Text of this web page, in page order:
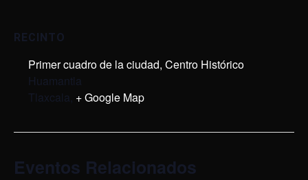
RECINTO
Primer cuadro de la ciudad, Centro Histórico
Huamantla
Tlaxcala, + Google Map
Eventos Relacionados